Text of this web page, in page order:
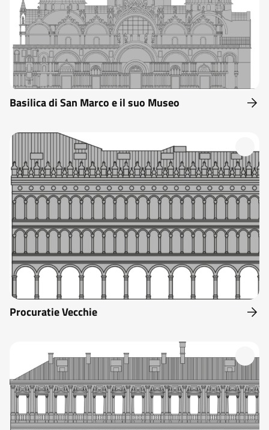
Basilica di San Marco e il suo Museo
Procuratie Vecchie